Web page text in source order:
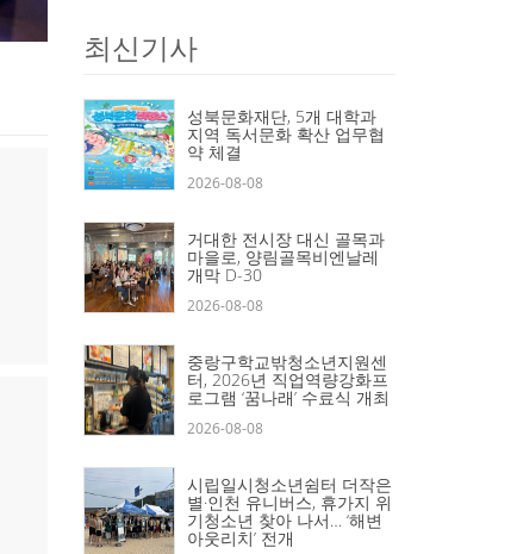
최신기사
성북문화재단, 5개 대학과
지역 독서문화 확산 업무협
약 체결
2026-08-08
거대한 전시장 대신 골목과
마을로, 양림골목비엔날레
개막 D-30
2026-08-08
중랑구학교밖청소년지원센
터, 2026년 직업역량강화프
로그램 ‘꿈나래’ 수료식 개최
2026-08-08
시립일시청소년쉼터 더작은
별·인천 유니버스, 휴가지 위
기청소년 찾아 나서… ‘해변
아웃리치’ 전개